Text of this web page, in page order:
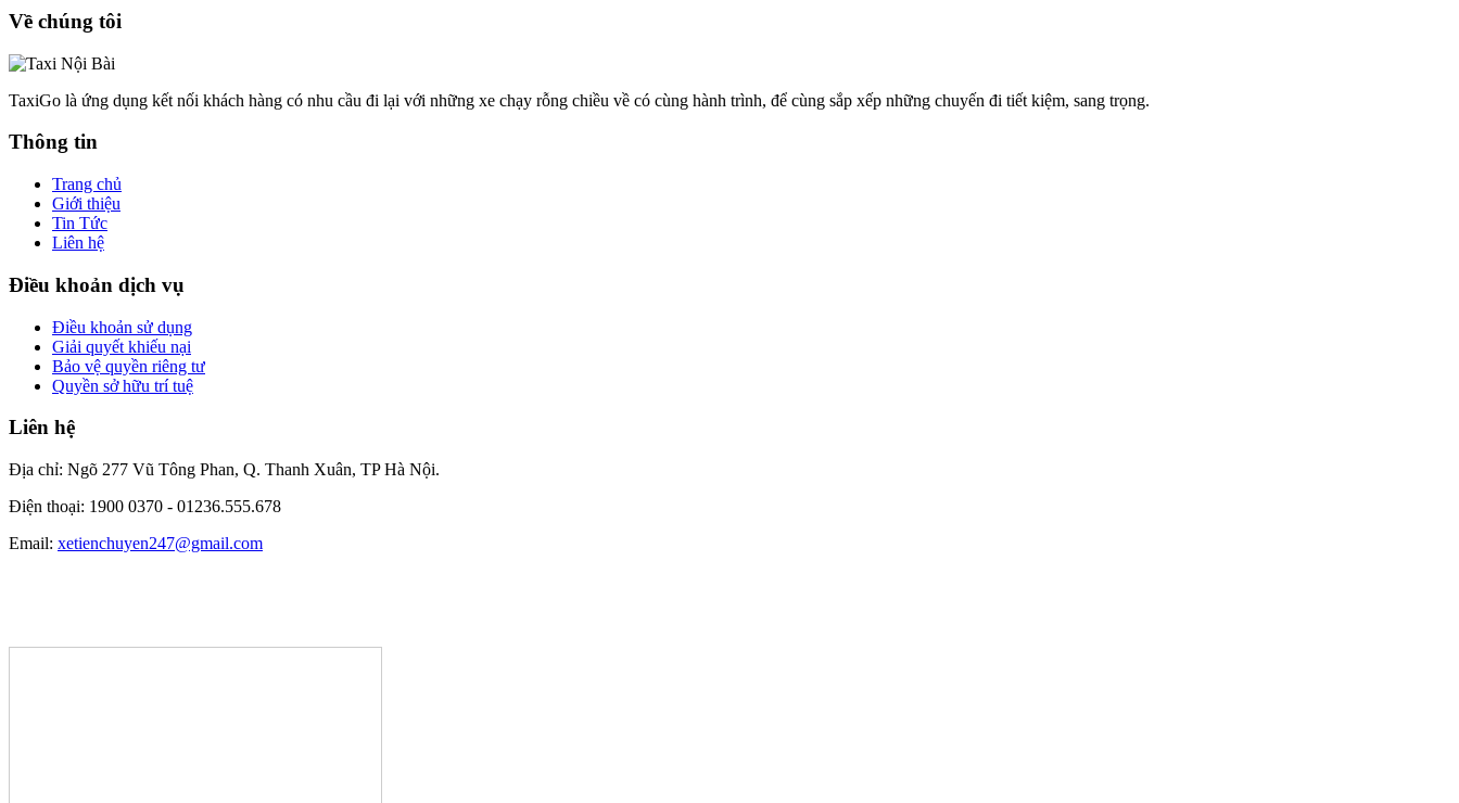
Về chúng tôi
TaxiGo là ứng dụng kết nối khách hàng có nhu cầu đi lại với những xe chạy rỗng chiều về có cùng hành trình, để cùng sắp xếp những chuyến đi tiết kiệm, sang trọng.
Thông tin
Trang chủ
Giới thiệu
Tin Tức
Liên hệ
Điều khoản dịch vụ
Điều khoản sử dụng
Giải quyết khiếu nại
Bảo vệ quyền riêng tư
Quyền sở hữu trí tuệ
Liên hệ
Địa chỉ: Ngõ 277 Vũ Tông Phan, Q. Thanh Xuân, TP Hà Nội.
Điện thoại: 1900 0370 - 01236.555.678
Email: xetienchuyen247@gmail.com